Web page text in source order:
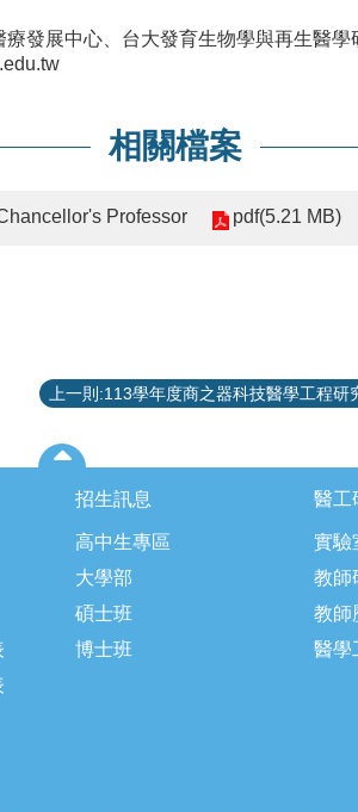
發展中心、台大發育生物學與再生醫學
相關檔案
Professor pdf(5.21 MB)
招生訊息
高中生專區
大學部
碩士班
博士班
醫工
實驗
教師
教師
醫學